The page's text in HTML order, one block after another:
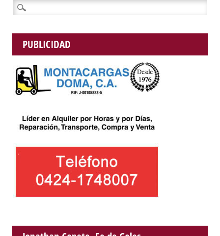
Buscar:
PUBLICIDAD